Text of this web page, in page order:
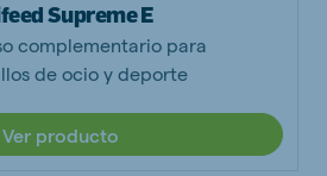
Supreme E
complementario para
de ocio y deporte
Ver producto